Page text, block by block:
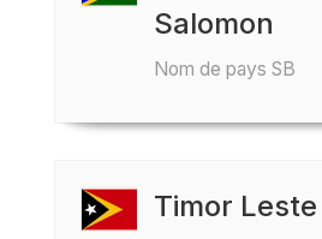
Salomon
Nom de pays SB
Timor Leste